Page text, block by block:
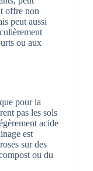
offre non
peut aussi
ou aux
pour la
pas les sols
acide
est
sur des
ou du